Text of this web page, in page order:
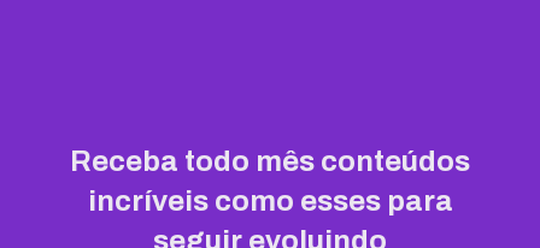
Receba todo mês conteúdos
incríveis como esses para
seguir evoluindo